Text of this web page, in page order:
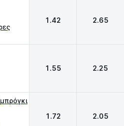
1.42 2.65
1.55 2.25
1.72 2.05